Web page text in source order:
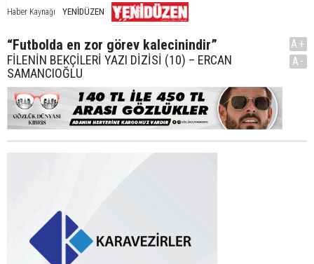
Haber Kaynağı YENİDÜZEN
“Futbolda en zor görev kalecinindir”
FİLENİN BEKÇİLERİ YAZI DİZİSİ (10) – ERCAN
SAMANCIOĞLU
A+
A-